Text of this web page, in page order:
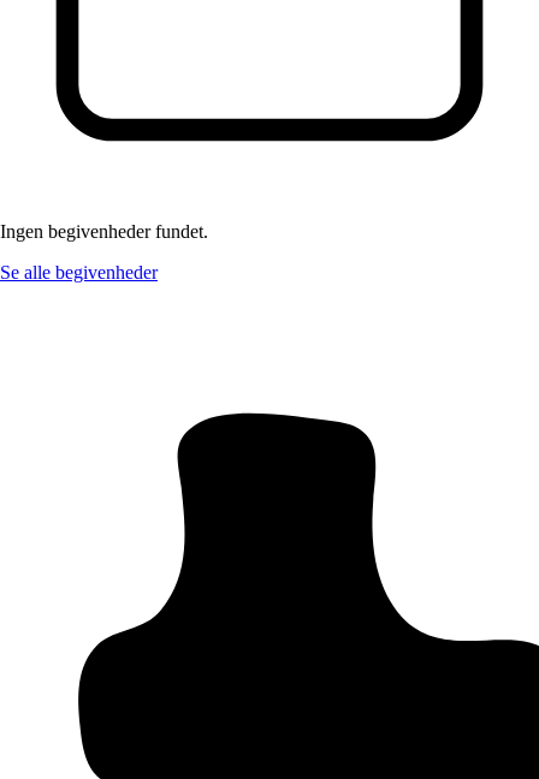
Ingen begivenheder fundet.
Se alle begivenheder